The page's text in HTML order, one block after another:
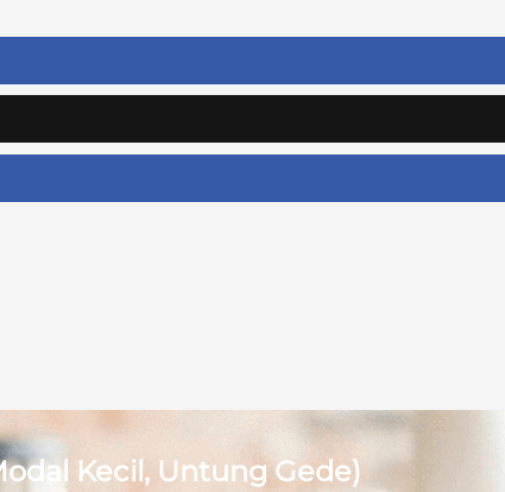
Kecil, Untung Gede)